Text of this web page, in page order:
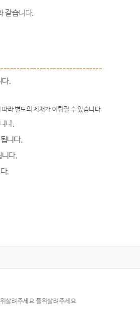
같습니다.
다.
따라 별도의 제재가 이뤄질 수 있습니다.
다.
니다.
니다.
.
살려주세요 플위살려주세요